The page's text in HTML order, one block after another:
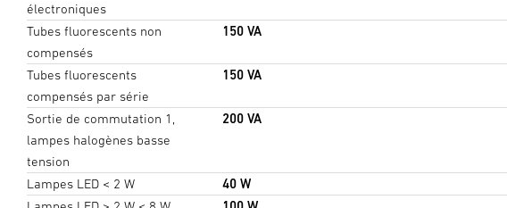
électroniques
Tubes fluorescents non
compensés
150 VA
Tubes fluorescents
compensés par série
150 VA
Sortie de commutation 1,
lampes halogènes basse
tension
200 VA
Lampes LED < 2 W
40 W